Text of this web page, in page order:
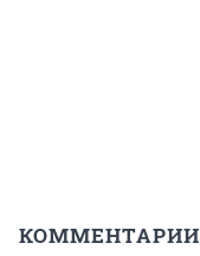
КОММЕНТАРИИ